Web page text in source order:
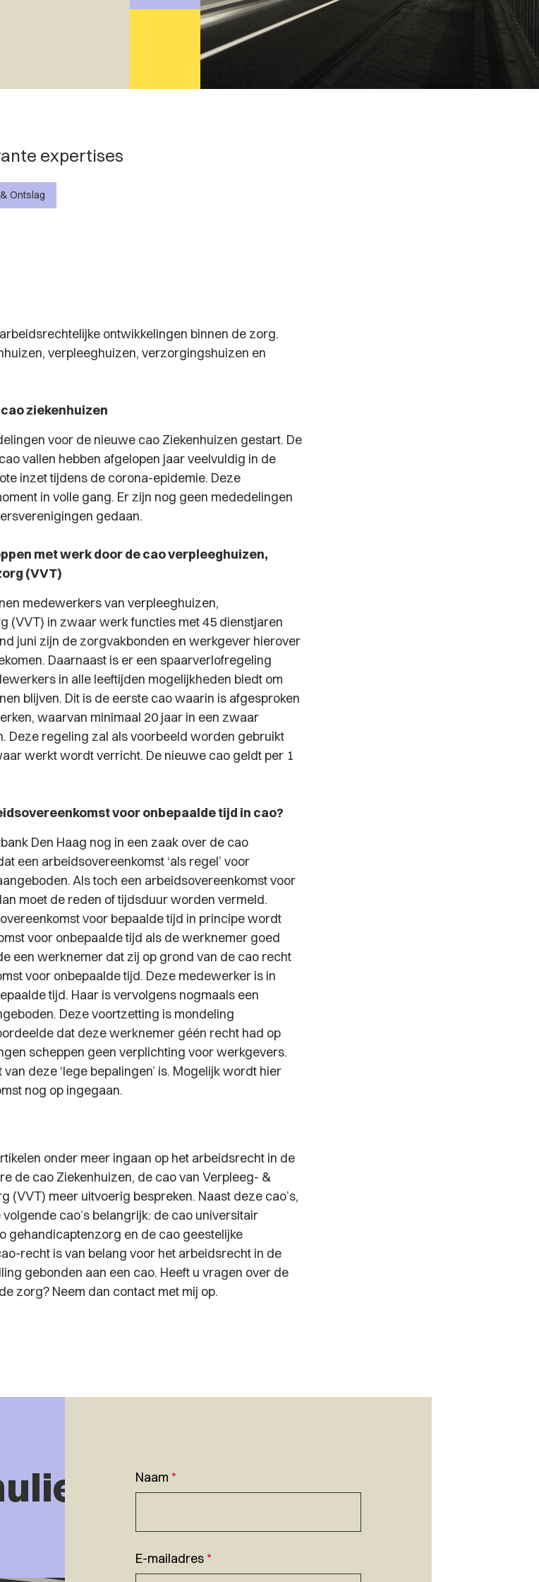
expertises
Ontslag
ontwikkelingen binnen de zorg.
verpleeghuizen, verzorgingshuizen en
ziekenhuizen
voor de nieuwe cao Ziekenhuizen gestart. De
vallen hebben afgelopen jaar veelvuldig in de
inzet tijdens de corona-epidemie. Deze
in volle gang. Er zijn nog geen mededelingen
gedaan.
met werk door de cao verpleeghuizen,
(VVT)
medewerkers van verpleeghuizen,
(VVT) in zwaar werk functies met 45 dienstjaren
juni zijn de zorgvakbonden en werkgever hierover
Daarnaast is er een spaarverlofregeling
in alle leeftijden mogelijkheden biedt om
blijven. Dit is de eerste cao waarin is afgesproken
waarvan minimaal 20 jaar in een zwaar
Deze regeling zal als voorbeeld worden gebruikt
werkt wordt verricht. De nieuwe cao geldt per 1
voor onbepaalde tijd in cao?
Den Haag nog in een zaak over de cao
een arbeidsovereenkomst ‘als regel’ voor
Als toch een arbeidsovereenkomst voor
moet de reden of tijdsduur worden vermeld.
voor bepaalde tijd in principewordt
voor onbepaalde tijd als de werknemer goed
een werknemer dat zij op grond van de cao recht
voor onbepaalde tijd. Deze medewerker is in
tijd. Haar is vervolgens nogmaals een
Deze voortzetting is mondeling
dat deze werknemer géén recht had op
scheppen geen verplichting voor werkgevers.
deze ‘lege bepalingen’ is. Mogelijk wordt hier
nog op ingegaan.
onder meer ingaan op het arbeidsrecht in de
de cao Ziekenhuizen, de cao van Verpleeg- &
meer uitvoerig bespreken. Naast deze cao’s,
cao’s belangrijk: de cao universitair
gehandicaptenzorg en de cao geestelijke
recht is van belang voor het arbeidsrecht in de
gebonden aan een cao. Heeft u vragen over de
zorg? Neem dan contact met mij op.
Naam *
E-mailadres *